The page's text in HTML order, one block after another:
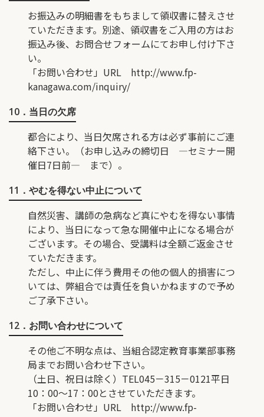
お振込みの明細書をもちまして領収書に替えさせ
ていただきます。別途、領収書をご入用の方はお
振込み後、お問合せフォームにてお申し付け下さ
い。
「お問い合わせ」URL http://www.fp-
kanagawa.com/inquiry/
10．当日の欠席
都合により、当日欠席される方は必ず事前にご連
絡下さい。（お申し込みの締切日 ―セミナー開
催日7日前― まで）。
11．やむを得ない中止について
自然災害、講師の急病など真にやむを得ない事情
により、当日になって急な開催中止になる場合が
ございます。その場合、受講料は全額ご返金させ
ていただきます。
ただし、中止に伴う費用その他の個人的損害につ
いては、弊組合では責任を負いかねますので予め
ご了承下さい。
12．お問い合わせについて
その他ご不明な点は、当組合認定教育事業部事務
局までお問い合わせ下さい。
（土日、祝日は除く）TEL045－315－0121平日
10：00〜17：00とさせていただきます。
「お問い合わせ」URL http://www.fp-